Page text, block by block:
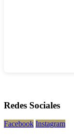
Redes Sociales
Facebook Instagram